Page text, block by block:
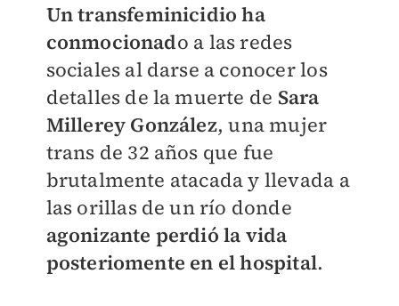
Un transfeminicidio ha
conmocionado a las redes
sociales al darse a conocer los
detalles de la muerte de Sara
Millerey González, una mujer
trans de 32 años que fue
brutalmente atacada y llevada a
las orillas de un río donde
agonizante perdió la vida
posteriomente en el hospital.